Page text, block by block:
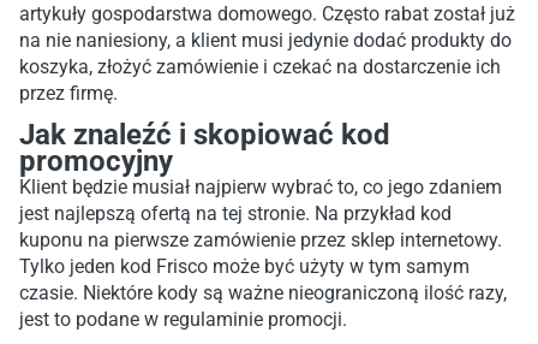
artykuły gospodarstwa domowego. Często rabat został już
na nie naniesiony, a klient musi jedynie dodać produkty do
koszyka, złożyć zamówienie i czekać na dostarczenie ich
przez firmę.
Jak znaleźć i skopiować kod
promocyjny
Klient będzie musiał najpierw wybrać to, co jego zdaniem
jest najlepszą ofertą na tej stronie. Na przykład kod
kuponu na pierwsze zamówienie przez sklep internetowy.
Tylko jeden kod Frisco może być użyty w tym samym
czasie. Niektóre kody są ważne nieograniczoną ilość razy,
jest to podane w regulaminie promocji.